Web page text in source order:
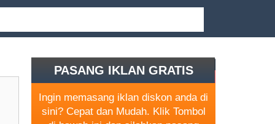
PASANG IKLAN GRATIS
Ingin memasang iklan diskon anda di
sini? Cepat dan Mudah. Klik Tombol